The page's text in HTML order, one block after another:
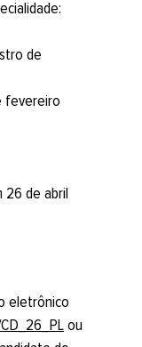
de
fevereiro
26 de abril
eletrônico
ou